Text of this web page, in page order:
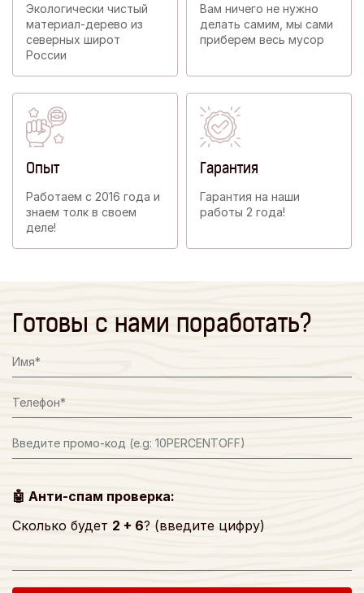
Экологически чистый
материал-дерево из
северных широт
Росcии
Вам ничего не нужно
делать самим, мы сами
приберем весь мусор
Опыт
Работаем с 2016 года и
знаем толк в своем
деле!
Гарантия
Гарантия на наши
работы 2 года!
Готовы с нами поработать?
🤖 Анти-спам проверка:
Сколько будет 2 + 6? (введите цифру)